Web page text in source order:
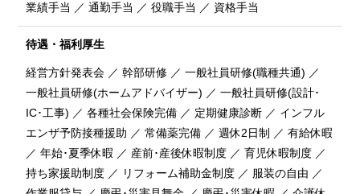
業績手当 ／ 通勤手当 ／ 役職手当 ／ 資格手当
待遇・福利厚生
経営方針発表会 ／ 幹部研修 ／ 一般社員研修(職種共通) ／
一般社員研修(ホームアドバイザー) ／ 一般社員研修(設計･
IC･工事) ／ 各種社会保険完備 ／ 定期健康診断 ／ インフル
エンザ予防接種援助 ／ 常備薬完備 ／ 週休2日制 ／ 有給休暇
／ 年始･夏季休暇 ／ 産前･産後休暇制度 ／ 育児休暇制度 ／
持ち家援助制度 ／ リフォーム補助金制度 ／ 服装の自由 ／